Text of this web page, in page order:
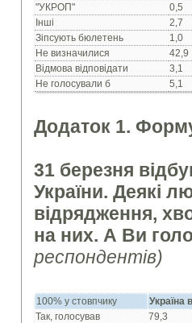
"УКРОП"
0,5
Інші
2,7
Зіпсують бюлетень
1,0
Не визначилися
42,9
Відмова відповідати
3,1
Не голосували б
5,1
Додаток 1.
31 березня
України. Деякі
відрядження,
на них. А Ви
респондентів)
100% у стовпчику Україна
Так, голосував
79,3